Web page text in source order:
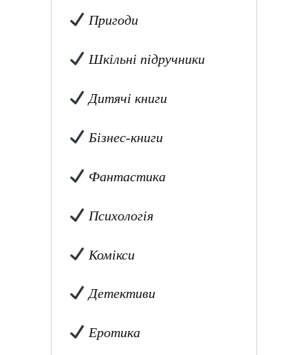
Пригоди
Шкільні підручники
Дитячі книги
Бізнес-книги
Фантастика
Психологія
Комікси
Детективи
Еротика